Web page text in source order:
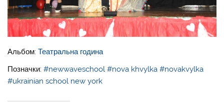
Альбом: Театральна година
Позначки: #newwaveschool #nova khvylka #novakvylka
#ukrainian school new york